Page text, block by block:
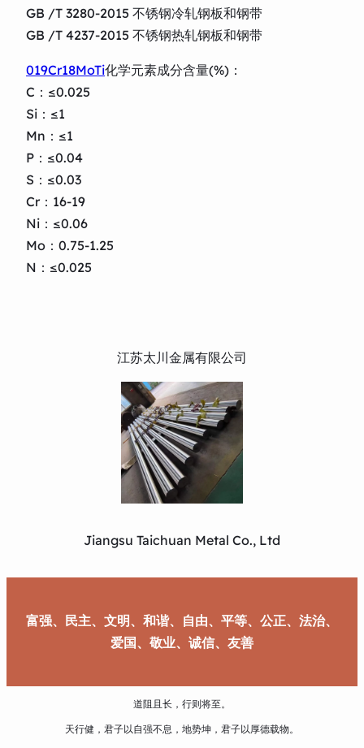
GB /T 3280-2015 不锈钢冷轧钢板和钢带
GB /T 4237-2015 不锈钢热轧钢板和钢带
019Cr18MoTi化学元素成分含量(%)：
C：≤0.025
Si：≤1
Mn：≤1
P：≤0.04
S：≤0.03
Cr：16-19
Ni：≤0.06
Mo：0.75-1.25
N：≤0.025
江苏太川金属有限公司
Jiangsu Taichuan Metal Co., Ltd
富强、民主、文明、和谐、自由、平等、公正、法治、
爱国、敬业、诚信、友善
道阻且长，行则将至。
天行健，君子以自强不息，地势坤，君子以厚德载物。